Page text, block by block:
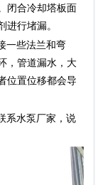
闭合冷却塔板面
行堵漏。
些法兰和弯
，管道漏水，大
位置位移都会导
水泵厂家，说